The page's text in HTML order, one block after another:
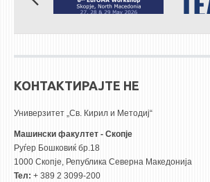
КОНТАКТИРАЈТЕ НЕ
Универзитет „Св. Кирил и Методиј“
Машински факултет - Скопје
Руѓер Бошковиќ бр.18
1000 Скопје, Република Северна Македонија
Тел: + 389 2 3099-200